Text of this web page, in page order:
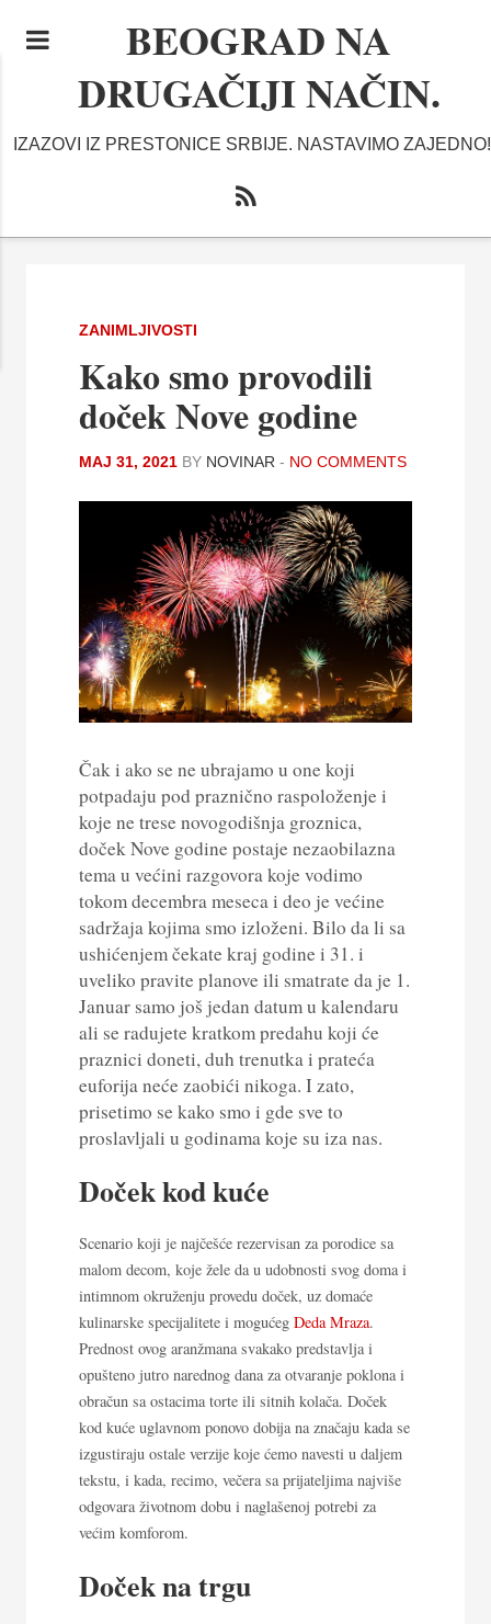
BEOGRAD NA
DRUGAČIJI NAČIN.
IZAZOVI IZ PRESTONICE SRBIJE. NASTAVIMO ZAJEDNO!
ZANIMLJIVOSTI
Kako smo provodili
doček Nove godine
МАЈ 31, 2021 BY NOVINAR - NO COMMENTS
Čak i ako se ne ubrajamo u one koji
potpadaju pod praznično raspoloženje i
koje ne trese novogodišnja groznica,
doček Nove godine postaje nezaobilazna
tema u većini razgovora koje vodimo
tokom decembra meseca i deo je većine
sadržaja kojima smo izloženi. Bilo da li sa
ushićenjem čekate kraj godine i 31. i
uveliko pravite planove ili smatrate da je 1.
Januar samo još jedan datum u kalendaru
ali se radujete kratkom predahu koji će
praznici doneti, duh trenutka i prateća
euforija neće zaobići nikoga. I zato,
prisetimo se kako smo i gde sve to
proslavljali u godinama koje su iza nas.
Doček kod kuće
Scenario koji je najčešće rezervisan za porodice sa
malom decom, koje žele da u udobnosti svog doma i
intimnom okruženju provedu doček, uz domaće
kulinarske specijalitete i mogućeg Deda Mraza.
Prednost ovog aranžmana svakako predstavlja i
opušteno jutro narednog dana za otvaranje poklona i
obračun sa ostacima torte ili sitnih kolača. Doček
kod kuće uglavnom ponovo dobija na značaju kada se
izgustiraju ostale verzije koje ćemo navesti u daljem
tekstu, i kada, recimo, večera sa prijateljima najviše
odgovara životnom dobu i naglašenoj potrebi za
većim komforom.
Doček na trgu